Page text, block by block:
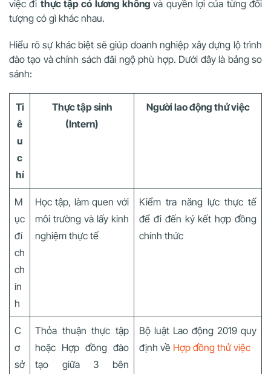
việc đi thực tập có lương khôngvà quyền lợi của từng đối
tượng có gì khác nhau.
Hiểu rõ sự khác biệt sẽ giúp doanh nghiệp xây dựng lộ trình
đào tạo và chính sách đãi ngộ phù hợp. Dưới đây là bảng so
sánh:
Ti
ê
u
c
hí
Thực tập sinh
(Intern)
Người lao động thử việc
M
ục
đí
ch
ch
ín
h
Học tập, làm quen với
môi trường và lấy kinh
nghiệm thực tế
Kiểm tra năng lực thực tế
để đi đến ký kết hợp đồng
chính thức
C
ơ
sở
Thỏa thuận thực tập
hoặc Hợp đồng đào
tạo giữa 3 bên
Bộ luật Lao động 2019 quy
định về Hợp đồng thử việc